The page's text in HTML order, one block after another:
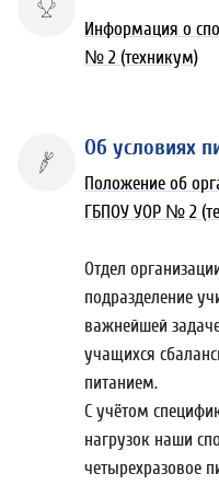
Информация о
№ 2 (техникум)
Об условиях
Положение об
ГБПОУ УОР № 2
Отдел
подразделение
важнейшей
учащихся
питанием.
С учётом
нагрузок наши
четырехразовое